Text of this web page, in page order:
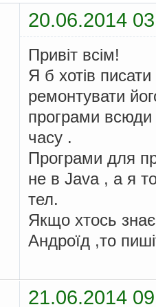
20.06.2014
Привіт всім!
Я б хотів
ремонтувати
програми всюди
часу .
Програми для
не в Java , а я
тел.
Якщо хтось
Андроїд ,то
21.06.2014